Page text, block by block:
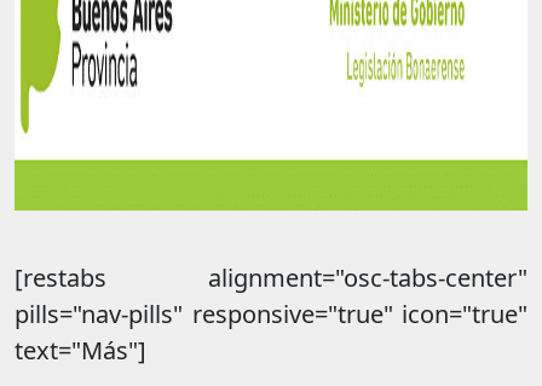
[restabs alignment="osc-tabs-center"
pills="nav-pills" responsive="true" icon="true"
text="Más"]